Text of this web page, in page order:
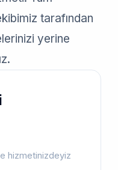
tarafından
yerine
hizmetinizdeyiz